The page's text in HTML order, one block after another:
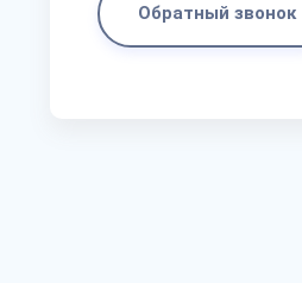
Обратный звонок